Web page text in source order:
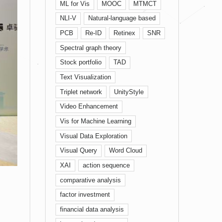
ML for Vis MOOC
MTMCT
NLI-V
Natural-language based
PCB
Re-ID Retinex
SNR
Spectral graph theory
Stock portfolio
TAD
Text Visualization
Triplet network
UnityStyle
Video Enhancement
Vis for Machine Learning
Visual Data Exploration
Visual Query
Word Cloud
XAI
action sequence
comparative analysis
factor investment
financial data analysis